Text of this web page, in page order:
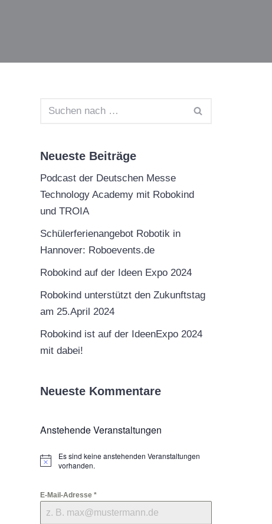
Neueste Beiträge
Podcast der Deutschen Messe
Technology Academy mit Robokind
und TROIA
Schülerferienangebot Robotik in
Hannover: Roboevents.de
Robokind auf der Ideen Expo 2024
Robokind unterstützt den Zukunftstag
am 25.April 2024
Robokind ist auf der IdeenExpo 2024
mit dabei!
Neueste Kommentare
Anstehende Veranstaltungen
Hinweis
Es sind keine anstehenden Veranstaltungen
vorhanden.
E-Mail-Adresse *